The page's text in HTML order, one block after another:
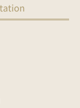
預約官網